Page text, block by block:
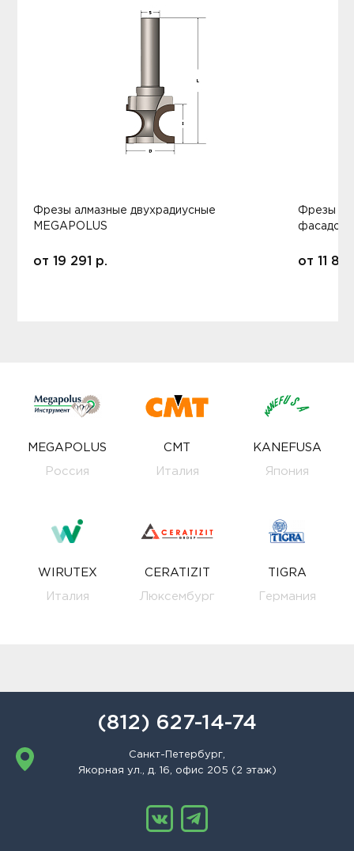
Фрезы алмазные двухрадиусные
MEGAPOLUS
от 19 291 р.
Фрезы
фасадов
от 11
MEGAPOLUS
Россия
CMT
Италия
KANEFUSA
Япония
WIRUTEX
Италия
CERATIZIT
Люксембург
TIGRA
Германия
(812) 627-14-74
Санкт-Петербург,
Якорная ул., д. 16, офис 205 (2 этаж)